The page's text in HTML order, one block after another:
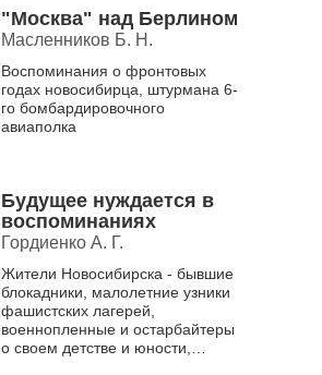
"Москва" над Берлином
Масленников Б. Н.
Воспоминания о фронтовых
годах новосибирца, штурмана 6-
го бомбардировочного
авиаполка
Будущее нуждается в
воспоминаниях
Гордиенко А. Г.
Жители Новосибирска - бывшие
блокадники, малолетние узники
фашистских лагерей,
военнопленные и остарбайтеры
о своем детстве и юности,